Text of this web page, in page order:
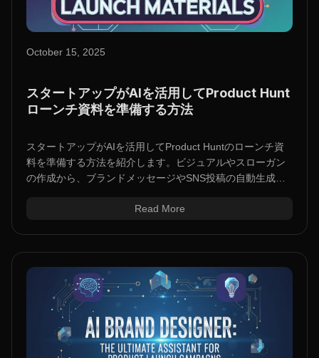
October 15, 2025
スタートアップがAIを活用してProduct Hunt
ローンチ資料を準備する方法
スタートアップがAIを活用してProduct Huntのローンチ資
料を準備する方法を紹介します。ビジュアルやスローガン
の作成から、ブランドメッセージやSNS投稿の自動生成ま
ローをぜひご覧ください。Read More